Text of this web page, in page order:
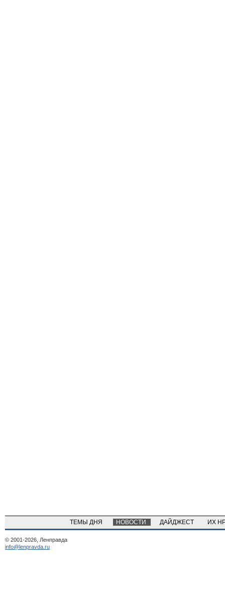
ТЕМЫ ДНЯ НОВОСТИ ДАЙДЖЕСТ ИХ
© 2001-2026, Ленправда
info@lenpravda.ru